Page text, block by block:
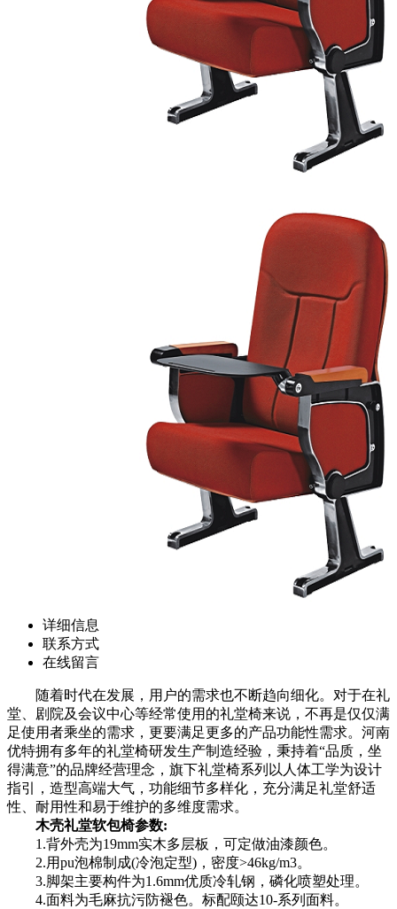
详细信息
联系方式
在线留言
随着时代在发展，用户的需求也不断趋向细化。对于在礼
堂、剧院及会议中心等经常使用的礼堂椅来说，不再是仅仅满
足使用者乘坐的需求，更要满足更多的产品功能性需求。河南
优特拥有多年的礼堂椅研发生产制造经验，秉持着“品质，坐
得满意”的品牌经营理念，旗下礼堂椅系列以人体工学为设计
指引，造型高端大气，功能细节多样化，充分满足礼堂舒适
性、耐用性和易于维护的多维度需求。
木壳礼堂软包椅参数:
1.背外壳为19mm实木多层板，可定做油漆颜色。
2.用pu泡棉制成(冷泡定型)，密度>46kg/m3。
3.脚架主要构件为1.6mm优质冷轧钢，磷化喷塑处理。
4.面料为毛麻抗污防褪色。标配颐达10-系列面料。